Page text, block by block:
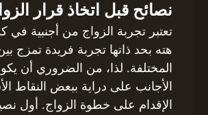
نصائح قبل اتخاذ قرار
تعتبر تجربة الزواج من أجنبية في
هته بحد ذاتها تجربة فريدة تمزج
المختلفة. لذا، من الضروري أن
الأجانب على دراية ببعض النقاط
الإقدام على خطوة الزواج. أول